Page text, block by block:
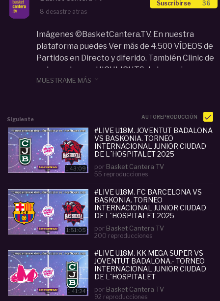
8 desastre atras
Suscribirse 36
Imágenes ©BasketCantera.TV. En nuestra
plataforma puedes Ver más de 4.500 VÍDEOS de
Partidos en Directo y diferido. También Clinic de
entrenadores y HIGHLIGHTS de los mejores
equipos y jugadores de las categorías de
millones de visualizaciones en todo el mundo.
- Información TWITTER: @BasketCanteraTV
- INSTAGRAM:
www.instagram.com/basketcantera/
Categoria :Junior (U17-U18)
#live #u18m #fc #barcelona #joventut #badalon
a
#torneo #internacional # junior #de #l #acut
e
hospitalet 2025
MUESTRAME MÁS 
Siguiente AUTOREPRODUCCIÓN
1:43:09
#LIVE U18M. JOVENTUT BADALONA
VS BASKONIA. TORNEO
INTERNACIONAL JUNIOR CIUDAD
DE L´HOSPITALET 2025
por Basket Cantera TV
55 reproducciones
1:51:05
#LIVE U18M. FC BARCELONA VS
BASKONIA. TORNEO
INTERNACIONAL JUNIOR CIUDAD
DE L´HOSPITALET 2025
por Basket Cantera TV
200 reproducciones
1:41:24
#LIVE U18M. KK MEGA SUPER VS
JOVENTUT BADALONA.- TORNEO
INTERNACIONAL JUNIOR CIUDAD
DE L´HOSPITALET
por Basket Cantera TV
92 reproducciones